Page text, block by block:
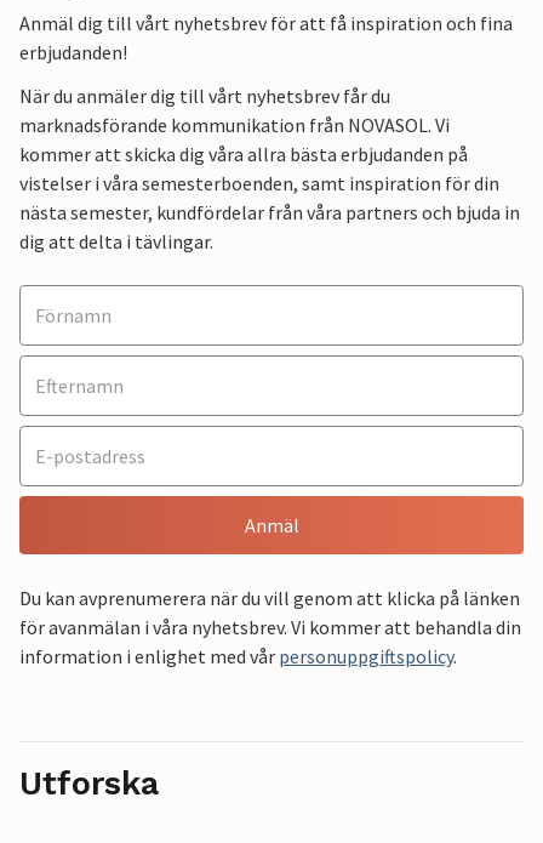
Anmäl dig till vårt nyhetsbrev för att få inspiration och fina
erbjudanden!
När du anmäler dig till vårt nyhetsbrev får du
marknadsförande kommunikation från NOVASOL. Vi
kommer att skicka dig våra allra bästa erbjudanden på
vistelser i våra semesterboenden, samt inspiration för din
nästa semester, kundfördelar från våra partners och bjuda in
dig att delta i tävlingar.
Anmäl
Du kan avprenumerera när du vill genom att klicka på länken
för avanmälan i våra nyhetsbrev. Vi kommer att behandla din
information i enlighet med vår personuppgiftspolicy.
Utforska